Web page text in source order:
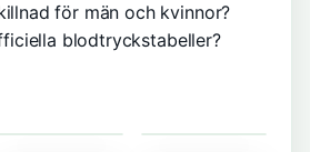
för män och kvinnor?
blodtryckstabeller?